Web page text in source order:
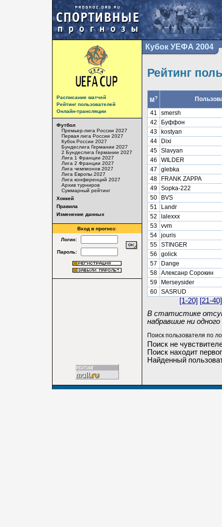
Расписание матчей
Рейтинг пользователей
Онлайн-трансляции
Футбол
Премьер-лига России 2027
Первая лига России 2027
Кубок России 2027
Бундеслига Германии 2027
2 Бундеслига Германии 2027
Лига 1 Франции 2027
Лига 2 Франции 2027
Лига чемпионов 2027
Лига Европы 2027
Лига конференций 2027
Архив турниров
Суммарный рейтинг
Хоккей
Правила
Изменение данных
Вход в прогноз:
Логин:
Пароль:
Кубок УЕФА 2004
Рейтинг
М?
41
smersh
42
Буффон
43
kostyan
44
Dixi
45 Slavyan
46
WILDER
47
glebka
48
FRANK ZAPPA
49 Sopka-222
50
BVS
51
Landr
52
lalexxx
53 vvm
54 jouris
55 STINGER
56
golick
57
Dange
58 Алексанр Сорокин
59
Merseysider
60 SASRUD
[1-20] [21-40]
В статистике
набравшие ни одного
Поиск пользователя по
Поиск не
Поиск находит
Найденный